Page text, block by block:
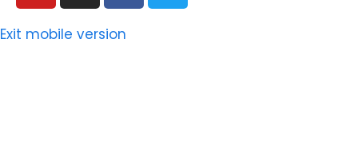
Exit mobile version